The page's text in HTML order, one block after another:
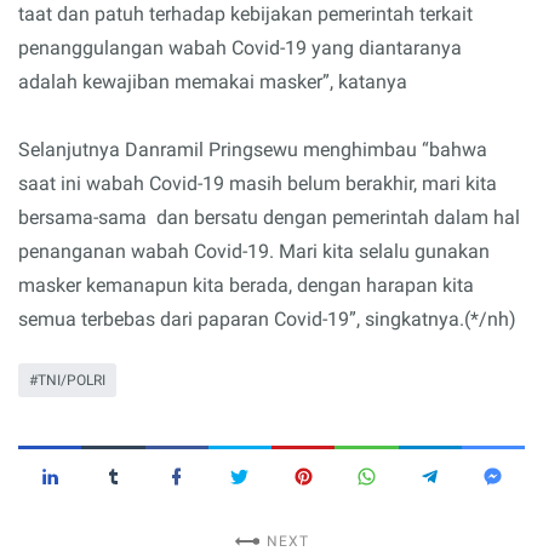
taat dan patuh terhadap kebijakan pemerintah terkait
penanggulangan wabah Covid-19 yang diantaranya
adalah kewajiban memakai masker”, katanya
Selanjutnya Danramil Pringsewu menghimbau “bahwa
saat ini wabah Covid-19 masih belum berakhir, mari kita
bersama-sama dan bersatu dengan pemerintah dalam hal
penanganan wabah Covid-19. Mari kita selalu gunakan
masker kemanapun kita berada, dengan harapan kita
semua terbebas dari paparan Covid-19”, singkatnya.(*/nh)
TNI/POLRI
NEXT